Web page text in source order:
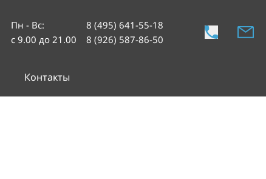
Пн - Вс:
с 9.00 до 21.00
8 (495) 641-55-18
8 (926) 587-86-50
Контакты